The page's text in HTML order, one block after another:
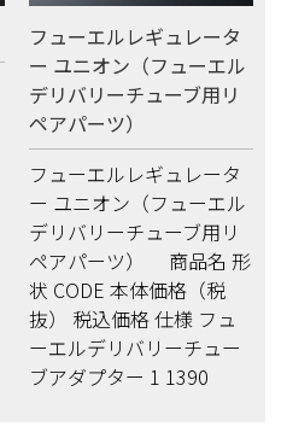
フューエルレギュレータ
ー ユニオン（フューエル
デリバリーチューブ用リ
ペアパーツ）
フューエルレギュレータ
ー ユニオン（フューエル
デリバリーチューブ用リ
ペアパーツ） 商品名 形
状 CODE 本体価格（税
抜） 税込価格 仕様 フュ
ーエルデリバリーチュー
ブアダプター 1 1390